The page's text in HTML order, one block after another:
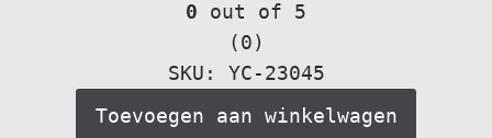
0 out of 5
(0)
SKU: YC-23045
Toevoegen aan winkelwagen